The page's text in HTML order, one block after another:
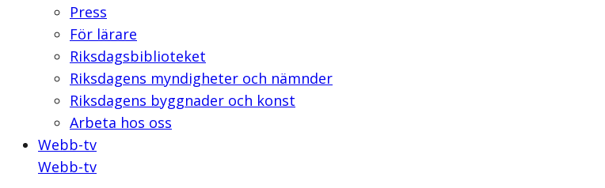
Press
För lärare
Riksdagsbiblioteket
Riksdagens myndigheter och nämnder
Riksdagens byggnader och konst
Arbeta hos oss
Webb-tv
Webb-tv